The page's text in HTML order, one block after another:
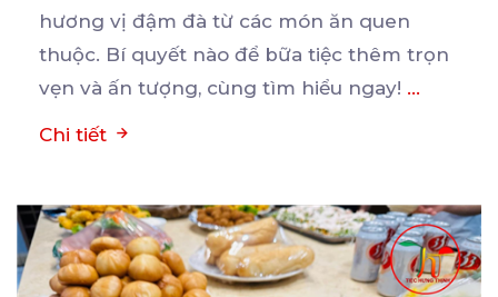
hương vị đậm đà từ các món ăn quen
thuộc. Bí quyết nào để bữa tiệc thêm trọn
vẹn và ấn tượng, cùng tìm hiểu ngay! ...
Chi tiết